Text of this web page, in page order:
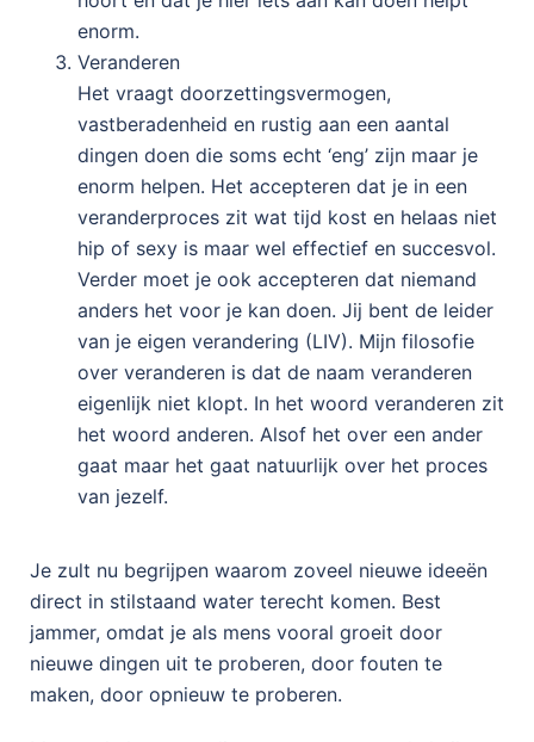
enorm.
Veranderen
Het vraagt doorzettingsvermogen,
vastberadenheid en rustig aan een aantal
dingen doen die soms echt ‘eng’ zijn maar je
enorm helpen. Het accepteren dat je in een
veranderproces zit wat tijd kost en helaas niet
hip of sexy is maar wel effectief en succesvol.
Verder moet je ook accepteren dat niemand
anders het voor je kan doen. Jij bent de leider
van je eigen verandering (LIV). Mijn filosofie
over veranderen is dat de naam veranderen
eigenlijk niet klopt. In het woord veranderen zit
het woord anderen. Alsof het over een ander
gaat maar het gaat natuurlijk over het proces
van jezelf.
Je zult nu begrijpen waarom zoveel nieuwe ideeën
direct in stilstaand water terecht komen. Best
jammer, omdat je als mens vooral groeit door
nieuwe dingen uit te proberen, door fouten te
maken, door opnieuw te proberen.